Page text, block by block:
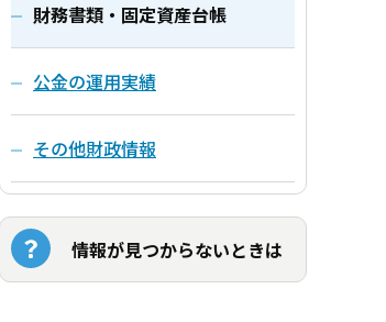
財務書類・固定資産台帳
公金の運用実績
その他財政情報
情報が見つからないときは